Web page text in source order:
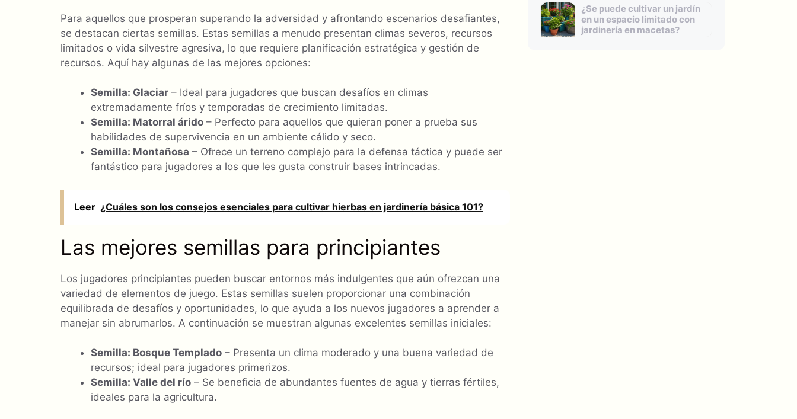
Para aquellos que prosperan superando la adversidad y afrontando escenarios desafiantes,
se destacan ciertas semillas. Estas semillas a menudo presentan climas severos, recursos
limitados o vida silvestre agresiva, lo que requiere planificación estratégica y gestión de
recursos. Aquí hay algunas de las mejores opciones:
Semilla: Glaciar – Ideal para jugadores que buscan desafíos en climas
extremadamente fríos y temporadas de crecimiento limitadas.
Semilla: Matorral árido – Perfecto para aquellos que quieran poner a prueba sus
habilidades de supervivencia en un ambiente cálido y seco.
Semilla: Montañosa – Ofrece un terreno complejo para la defensa táctica y puede ser
fantástico para jugadores a los que les gusta construir bases intrincadas.
Leer ¿Cuáles son los consejos esenciales para cultivar hierbas en jardinería básica 101?
Las mejores semillas para principiantes
Los jugadores principiantes pueden buscar entornos más indulgentes que aún ofrezcan una
variedad de elementos de juego. Estas semillas suelen proporcionar una combinación
equilibrada de desafíos y oportunidades, lo que ayuda a los nuevos jugadores a aprender a
manejar sin abrumarlos. A continuación se muestran algunas excelentes semillas iniciales:
Semilla: Bosque Templado – Presenta un clima moderado y una buena variedad de
recursos; ideal para jugadores primerizos.
Semilla: Valle del río – Se beneficia de abundantes fuentes de agua y tierras fértiles,
ideales para la agricultura.
¿Se puede cultivar un jardín
en un espacio limitado con
jardinería en macetas?